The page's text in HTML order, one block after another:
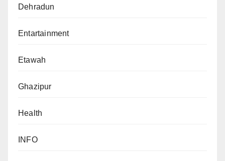
Dehradun
Entartainment
Etawah
Ghazipur
Health
INFO